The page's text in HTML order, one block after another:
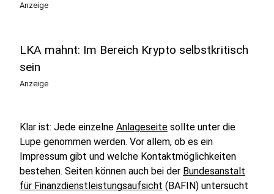
Anzeige
LKA mahnt: Im Bereich Krypto selbstkritisch
sein
Anzeige
Klar ist: Jede einzelne Anlageseite sollte unter die
Lupe genommen werden. Vor allem, ob es ein
Impressum gibt und welche Kontaktmöglichkeiten
bestehen. Seiten können auch bei der Bundesanstalt
für Finanzdienstleistungsaufsicht (BAFIN) untersucht